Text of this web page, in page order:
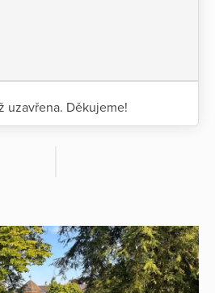
uzavřena. Děkujeme!